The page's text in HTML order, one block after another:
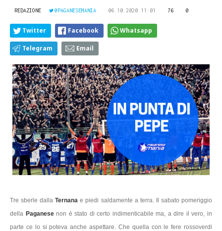
REDAZIONE @PAGANESEMANIA 06.10.2020 11:01 76 0
Twitter Facebook Whatsapp
Telegram Email
Tre sberle dallaTernana e piedi saldamente a terra. Il sabato pomeriggio
della Paganesenon è stato di certo indimenticabile ma, a dire il vero, in
parte ce lo si poteva anche aspettare. Che quella con le fere rossoverdi